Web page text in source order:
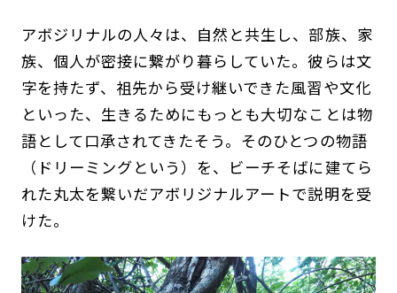
アボジリナルの人々は、自然と共生し、部族、家
族、個人が密接に繋がり暮らしていた。彼らは文
字を持たず、祖先から受け継いできた風習や文化
といった、生きるためにもっとも大切なことは物
語として口承されてきたそう。そのひとつの物語
（ドリーミングという）を、ビーチそばに建てら
れた丸太を繋いだアボリジナルアートで説明を受
けた。